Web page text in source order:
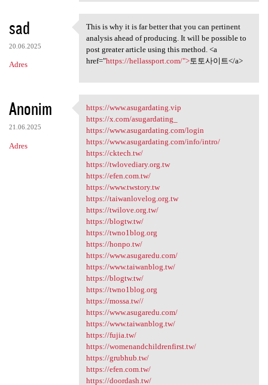
sad
20.06.2025
Adres
This is why it is far better
This is why it is far better that you can pertinent
analysis ahead of producing. It will be possible to
post greater article using this method. <a
href="https://hellassport.com/">토토사이트</a>
Anonim
21.06.2025
Adres
https://www.asugardating.vip
https://www.asugardating.vip
https://x.com/asugardating_
https://www.asugardating.com/login
https://www.asugardating.com/info/intro/
https://cktech.tw/
https://twlovediary.org.tw
https://efen.com.tw/
https://www.twstory.tw
https://taiwanlovelog.org.tw
https://twilove.org.tw/
https://blogtw.tw/
https://twno1blog.org
https://honpo.tw/
https://www.asugaredu.com/
https://www.taiwanblog.tw/
https://blogtw.tw/
https://twno1blog.org
https://mossa.tw//
https://www.asugaredu.com/
https://www.taiwanblog.tw/
https://fujia.tw/
https://womenandchildrenfirst.tw/
https://grubhub.tw/
https://efen.com.tw/
https://doordash.tw/